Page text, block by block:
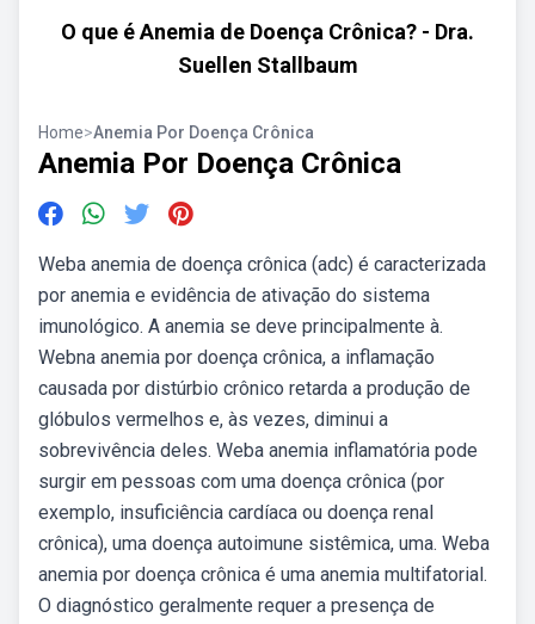
O que é Anemia de Doença Crônica? - Dra.
Suellen Stallbaum
Home>Anemia Por Doença Crônica
Anemia Por Doença Crônica
Weba anemia de doença crônica (adc) é caracterizada
por anemia e evidência de ativação do sistema
imunológico. A anemia se deve principalmente à.
Webna anemia por doença crônica, a inflamação
causada por distúrbio crônico retarda a produção de
glóbulos vermelhos e, às vezes, diminui a
sobrevivência deles. Weba anemia inflamatória pode
surgir em pessoas com uma doença crônica (por
exemplo, insuficiência cardíaca ou doença renal
crônica), uma doença autoimune sistêmica, uma. Weba
anemia por doença crônica é uma anemia multifatorial.
O diagnóstico geralmente requer a presença de